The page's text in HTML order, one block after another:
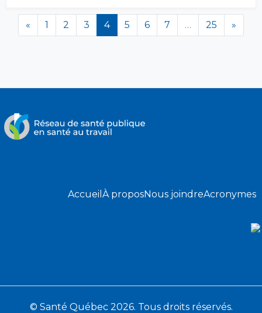
« 1 2 3 4(en cours)
5 6 7 … 25 »
Accueil À proposNous joindreAcronymes
© Santé Québec 2026. Tous droits réservés.